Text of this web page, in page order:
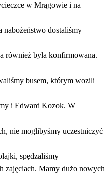
w Mrągowie i na
dostaliśmy
również była konfirmowana.
busem, którym wozili
i Edward Kozok. W
nie moglibyśmy uczestniczyć
spędzaliśmy
zajęciach. Mamy dużo nowych